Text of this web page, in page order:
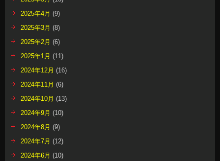
2025年4月 (9)
2025年3月 (8)
2025年2月 (6)
2025年1月 (11)
2024年12月 (16)
2024年11月 (6)
2024年10月 (13)
2024年9月 (10)
2024年8月 (9)
2024年7月 (12)
2024年6月 (10)